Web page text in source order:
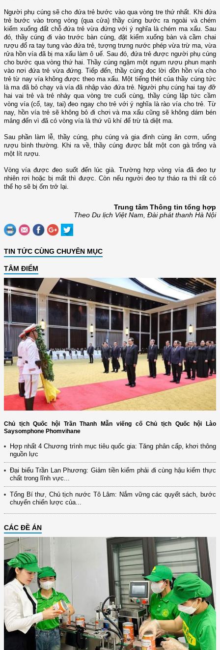
Người phụ cúng sẽ cho đứa trẻ bước vào qua vòng tre thứ nhất. Khi đứa
trẻ bước vào trong vòng (qua cửa) thầy cúng bước ra ngoài và chém
kiếm xuống đất chỗ đứa trẻ vừa đứng với ý nghĩa là chém ma xấu. Sau
đó, thầy cúng đi vào trước bàn cúng, đặt kiếm xuống bàn và cầm chai
rượu đổ ra tay tung vào đứa trẻ, tượng trưng nước phép vừa trừ ma, vừa
rửa hồn vía đã bị ma xấu làm ô uế. Sau đó, đứa trẻ được người phụ cúng
cho bước qua vòng thứ hai. Thầy cúng ngậm một ngụm rượu phun mạnh
vào nơi đứa trẻ vừa đứng. Tiếp đến, thầy cúng đọc lời dồn hồn vía cho
trẻ từ nay vía không được theo ma xấu. Một tiếng thét của thầy cúng tức
là ma đã bỏ chạy và vía đã nhập vào đứa trẻ. Người phụ cúng hai tay đỡ
hai vai trẻ và trẻ nhảy qua vòng tre cuối cùng, thầy cúng lập tức cầm
vòng vía (cổ, tay, tai) đeo ngay cho trẻ với ý nghĩa là rào vía cho trẻ. Từ
nay, hồn vía trẻ sẽ không bỏ đi chơi và ma xấu cũng sẽ không dám bén
mảng đến vì đã có vòng vía là thứ vũ khí để trừ tà diệt ma.
Sau phần làm lễ, thầy cúng, phụ cúng và gia đình cùng ăn cơm, uống
rượu bình thường. Khi ra về, thầy cúng được bắt một con gà trống và
một lít rượu.
Vòng vía được đeo suốt đến lúc già. Trường hợp vòng vía đã đeo tự
nhiên rơi hoặc bị mất thì được. Còn nếu người đeo tự tháo ra thì rất có
thể họ sẽ bị ốm trở lại.
Trung tâm Thông tin tổng hợp
Theo Du lịch Việt Nam, Đài phát thanh Hà Nội
TIN TỨC CÙNG CHUYÊN MỤC
TÂM ĐIỂM
Chủ tịch Quốc hội Trần Thanh Mẫn viếng cố Chủ tịch Quốc hội Lào
Saysomphone Phomvihane
Hợp nhất 4 Chương trình mục tiêu quốc gia: Tăng phân cấp, khơi thông
nguồn lực
Đại biểu Trần Lan Phương: Giảm tiền kiểm phải đi cùng hậu kiểm thực
chất trong lĩnh vực...
Tổng Bí thư, Chủ tịch nước Tô Lâm: Nắm vững các quyết sách, bước
chuyển chiến lược của...
CÁC ĐỀ ÁN